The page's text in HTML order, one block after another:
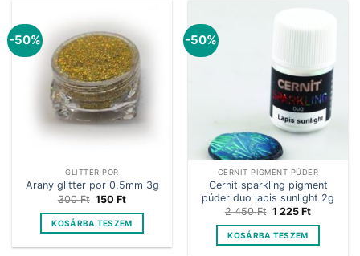
-50%
GLITTER POR
Arany glitter por 0,5mm 3g
300Ft Original
price
was:
300 Ft.
150FtCurrent
is:
150 Ft.
KOSÁRBA TESZEM
-50%
CERNIT PIGMENT PÚDER
Cernit sparkling pigment
púder duo lapis sunlight 2g
2 450Ft Original
was:
2
450 Ft.
1 225FtCurrent
is:
225 Ft.
KOSÁRBA TESZEM